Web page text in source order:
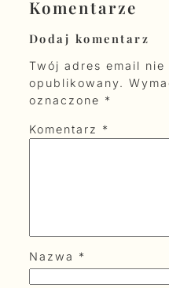
Komentarze
Dodaj komentarz
Twój adres email nie
opublikowany.
oznaczone *
Komentarz *
Nazwa *